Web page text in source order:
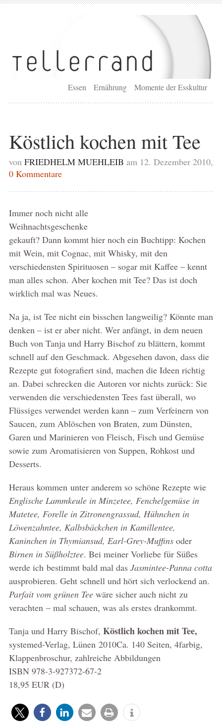
Essen Ernährung Momente der Esskultur
Köstlich kochen mit Tee
von FRIEDHELM MUEHLEIB am 12. Dezember 2010,
0 Kommentare
Immer noch nicht alle
Weihnachtsgeschenke
gekauft? Dann kommt hier noch ein Buchtipp: Kochen
mit Wein, mit Cognac, mit Whisky, mit den
verschiedensten Spirituosen – sogar mit Kaffee – kennt
man alles schon. Aber kochen mit Tee? Das ist doch
wirklich mal was Neues.
Na ja, ist Tee nicht ein bisschen langweilig? Könnte man
denken – ist er aber nicht. Wer anfängt, in dem neuen
Buch von Tanja und Harry Bischof zu blättern, kommt
schnell auf den Geschmack. Abgesehen davon, dass die
Rezepte gut fotografiert sind, machen die Ideen richtig
an. Dabei schrecken die Autoren vor nichts zurück: Sie
verwenden die verschiedensten Tees fast überall, wo
Flüssiges verwendet werden kann – zum Verfeinern von
Saucen, zum Ablöschen von Braten, zum Dünsten,
Garen und Marinieren von Fleisch, Fisch und Gemüse
sowie zum Aromatisieren von Suppen, Rohkost und
Desserts.
Heraus kommen unter anderem so schöne Rezepte wie
Englische Lammkeule in Minzetee, Fenchelgemüse in
Matetee, Forelle in Zitronengrassud, Hühnchen in
Löwenzahntee, Kalbsbäckchen in Kamillentee,
Kaninchen in Thymiansud, Earl-Grey-Muffinsoder
Birnen in Süßholztee. Bei meiner Vorliebe für Süßes
werde ich bestimmt bald mal das Jasmintee-Panna cotta
ausprobieren. Geht schnell und hört sich verlockend an.
Parfait vom grünen Teewäre sicher auch nicht zu
verachten – mal schauen, was als erstes drankommt.
Tanja und Harry Bischof, Köstlich kochen mit Tee,
systemed-Verlag, Lünen 2010Ca. 140 Seiten, 4farbig,
Klappenbroschur, zahlreiche Abbildungen
ISBN 978-3-927372-67-2
18,95 EUR (D)